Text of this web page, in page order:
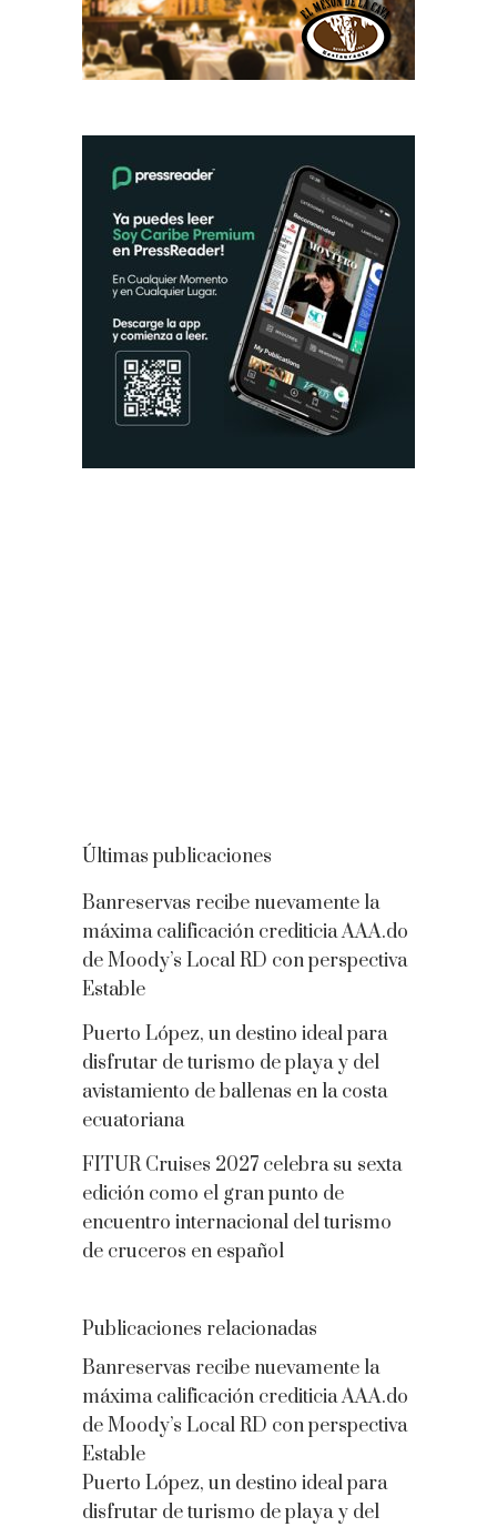
Últimas publicaciones
Banreservas recibe nuevamente la
máxima calificación crediticia AAA.do
de Moody’s Local RD con perspectiva
Estable
Puerto López, un destino ideal para
disfrutar de turismo de playa y del
avistamiento de ballenas en la costa
ecuatoriana
FITUR Cruises 2027 celebra su sexta
edición como el gran punto de
encuentro internacional del turismo
de cruceros en español
Publicaciones relacionadas
Banreservas recibe nuevamente la
máxima calificación crediticia AAA.do
de Moody’s Local RD con perspectiva
Estable
Puerto López, un destino ideal para
disfrutar de turismo de playa y del